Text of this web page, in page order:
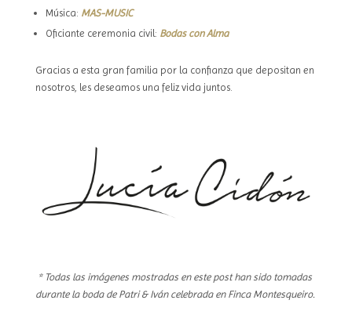
Música: MAS-MUSIC
Oficiante ceremonia civil: Bodas con Alma
Gracias a esta gran familia por la confianza que depositan en
nosotros, les deseamos una feliz vida juntos.
* Todas las imágenes mostradas en este post han sido tomadas
durante la boda de Patri & Iván celebrada en Finca Montesqueiro.